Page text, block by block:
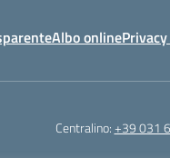
Albo online
Centralino:+39 031